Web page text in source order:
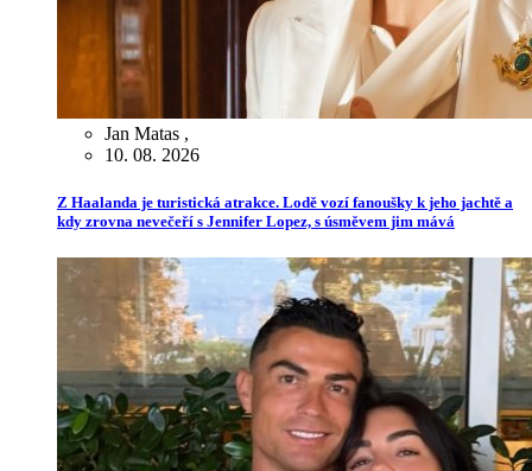
Jan Matas ,
10. 08. 2026
Z Haalanda je turistická atrakce. Lodě vozí fanoušky k jeho jachtě a
kdy zrovna nevečeří s Jennifer Lopez, s úsměvem jim mává